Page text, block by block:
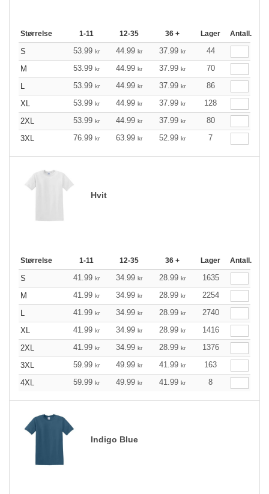
Størrelse 1-11 12-35 36 + Lager Antall.
S 53.99 kr 44.99 kr 37.99 kr
44
M
53.99 kr 44.99 kr 37.99 kr
70
L
53.99 kr 44.99 kr 37.99 kr
86
XL
53.99 kr 44.99 kr 37.99 kr
128
2XL
53.99 kr 44.99 kr 37.99 kr
80
3XL
76.99 kr 63.99 kr 52.99 kr 7
Hvit
Størrelse 1-11 12-35 36 + Lager Antall.
S 41.99 kr 34.99 kr 28.99 kr
1635
M
41.99 kr 34.99 kr 28.99 kr
2254
L
41.99 kr 34.99 kr 28.99 kr
2740
XL
41.99 kr 34.99 kr 28.99 kr
1416
2XL
41.99 kr 34.99 kr 28.99 kr
1376
3XL
59.99 kr 49.99 kr 41.99 kr
163
4XL
59.99 kr 49.99 kr 41.99 kr 8
Indigo Blue